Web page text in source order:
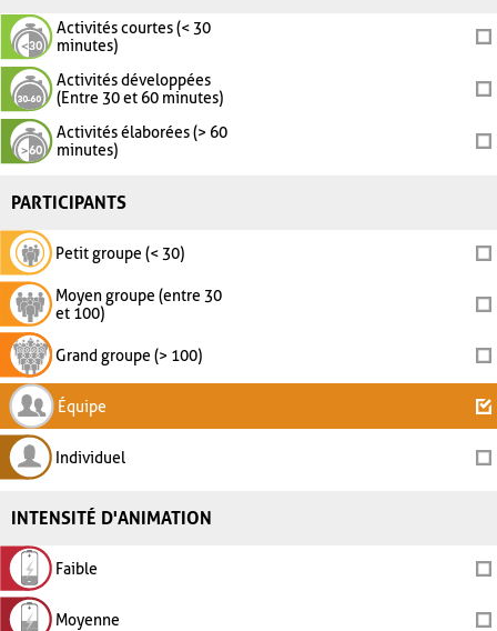
Activités courtes (< 30
minutes)
Activités développées
(Entre 30 et 60 minutes)
Activités élaborées (> 60
minutes)
PARTICIPANTS
Petit groupe (< 30)
Moyen groupe (entre 30
et 100)
Grand groupe (> 100)
Équipe
Individuel
INTENSITÉ D'ANIMATION
Faible
Moyenne